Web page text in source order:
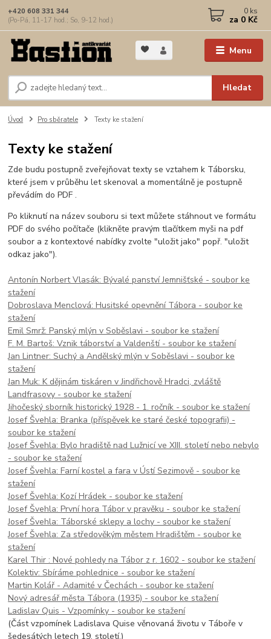
Menu
Hledat
+420 608 331 344
(Po-Pá, 11-17 hod.; So, 9-12 hod.)
0 ks
za 0 Kč
Úvod Pro sběratele Texty ke stažení
Texty ke stažení
Zde budu postupně zveřejňovat texty se vztahem k Táborsku,
které jsem v průběhu let skenoval a momentálně je postupně
převádím do PDF .
Po kliknutí na název souboru si text můžete stáhnout ve formátu
PDF do svého počítače (klikněte pravým tlačítkem myši na pdf
soubor a z kontextové nabídky zvolte "uložit jako" popř. "uložit
odkaz jako").
Antonín Norbert Vlasák: Bývalé panství Jemnišťské - soubor ke
stažení
Dobroslava Menclová: Husitské opevnění Tábora - soubor ke
stažení
Emil Smrž: Panský mlýn v Soběslavi - soubor ke stažení
F. M. Bartoš: Vznik táborství a Valdenští - soubor ke stažení
Jan Lintner: Suchý a Andělský mlýn v Soběslavi - soubor ke
stažení
Jan Muk: K dějinám tiskáren v Jindřichově Hradci, zvláště
Landfrasovy - soubor ke stažení
Jihočeský sborník historický 1928 - 1. ročník - soubor ke stažení
Josef Švehla: Branka (příspěvek ke staré české topografii) -
soubor ke stažení
Josef Švehla: Bylo hradiště nad Lužnicí ve XIII. století nebo nebylo
- soubor ke stažení
Josef Švehla: Farní kostel a fara v Ústí Sezimově - soubor ke
stažení
Josef Švehla: Kozí Hrádek - soubor ke stažení
Josef Švehla: První hora Tábor v pravěku - soubor ke stažení
Josef Švehla: Táborské sklepy a lochy - soubor ke stažení
Josef Švehla: Za středověkým městem Hradištěm - soubor ke
stažení
Karel Thir : Nové pohledy na Tábor z r. 1602 - soubor ke stažení
Kolektiv: Sbíráme pohlednice - soubor ke stažení
Martin Kolář - Adamité v Čechách - soubor ke stažení
Nový adresář města Tábora (1935) - soubor ke stažení
Ladislav Quis - Vzpomínky - soubor ke stažení
(Část vzpomínek Ladislava Quise věnovaná životu v Táboře v
šedesátých letech 19. století.)